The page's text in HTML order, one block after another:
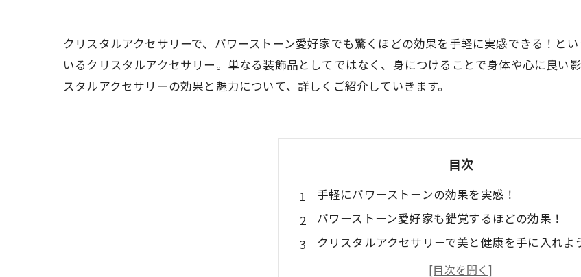
クリスタルアクセサリーで、パワーストーン愛好家でも驚くほどの効果を手軽に実感できる！と
いるクリスタルアクセサリー。単なる装飾品としてではなく、身につけることで身体や心に良い
スタルアクセサリーの効果と魅力について、詳しくご紹介していきます。
目次
手軽にパワーストーンの効果を実感！
パワーストーン愛好家も錯覚するほどの効果！
クリスタルアクセサリーで美と健康を手に入れよ
日常生活に取り入れるだけでパワーストーンの力